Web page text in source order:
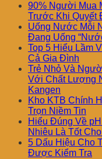
90% Người Mua
Trước Khi Quyết
Uống Nước Mỗi
Đang Uống
Top 5 Hiểu Lầm
Cả Gia Đình
Trẻ Nhỏ Và
Với Chất Lượng
Kangen
Kho KTB Chính
Trọn Niềm Tin
Hiểu Đúng Về
Nhiêu Là Tốt
5 Dấu Hiệu Cho
Được Kiểm Tra